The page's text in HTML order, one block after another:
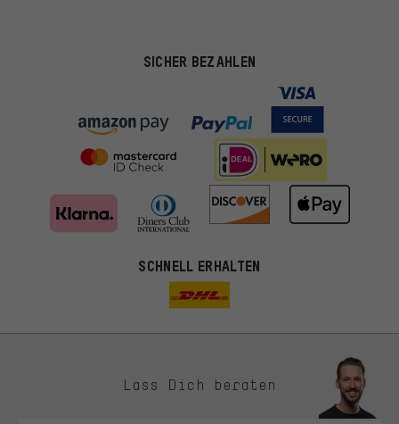
SICHER BEZAHLEN
SCHNELL ERHALTEN
Lass Dich beraten